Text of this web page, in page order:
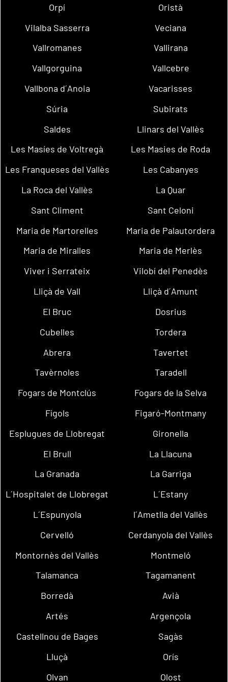
Orpí
Oristà
Vilalba Sasserra
Veciana
Vallromanes
Vallirana
Vallgorguina
Vallcebre
Vallbona d´Anoia
Vacarisses
Súria
Subirats
Saldes
Llinars del Vallès
Les Masíes de Voltregà
Les Masies de Roda
Les Franqueses del Vallès
Les Cabanyes
La Roca del Vallès
La Quar
Sant Climent
Sant Celoni
Maria de Martorelles
Maria de Palautordera
Maria de Miralles
Maria de Merlès
Viver i Serrateix
Vilobí del Penedès
Lliçà de Vall
Lliçà d´Amunt
El Bruc
Dosrius
Cubelles
Tordera
Abrera
Tavertet
Tavèrnoles
Taradell
Fogars de Montclús
Fogars de la Selva
Fígols
Figaró-Montmany
Esplugues de Llobregat
Gironella
El Brull
La Llacuna
La Granada
La Garriga
L´Hospitalet de Llobregat
L´Estany
L´Espunyola
l´Ametlla del Vallès
Cervelló
Cerdanyola del Vallès
Montornès del Vallès
Montmeló
Talamanca
Tagamanent
Borredà
Avià
Artés
Argençola
Castellnou de Bages
Sagàs
Lluçà
Orís
Olvan
Olost